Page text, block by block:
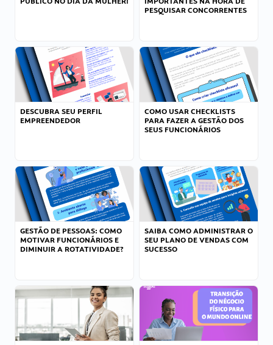
PESQUISAR CONCORRENTES
DESCUBRA SEU PERFIL
EMPREENDEDOR
COMO USAR CHECKLISTS
PARA FAZER A GESTÃO DOS
SEUS FUNCIONÁRIOS
GESTÃO DE PESSOAS: COMO
MOTIVAR FUNCIONÁRIOS E
DIMINUIR A ROTATIVIDADE?
SAIBA COMO ADMINISTRAR O
SEU PLANO DE VENDAS COM
SUCESSO